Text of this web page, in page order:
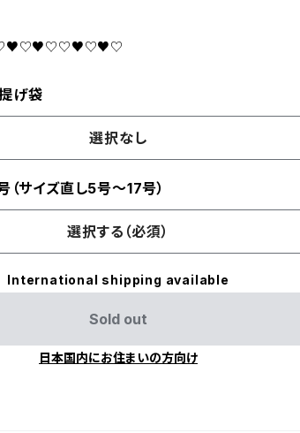
げ袋
選択なし
サイズ直し5号～17号）
選択する（必須）
International shipping available
Sold out
日本国内にお住まいの方向け